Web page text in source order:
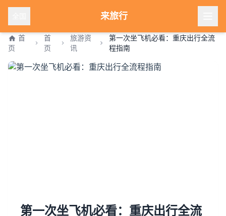
来旅行
首
页
首
页
旅游资
讯
第一次坐飞机必看：重庆出行全流
程指南
第一次坐飞机必看：重庆出行全流